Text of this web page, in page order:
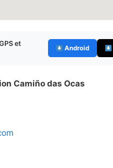
et
Android
Camiño das Ocas